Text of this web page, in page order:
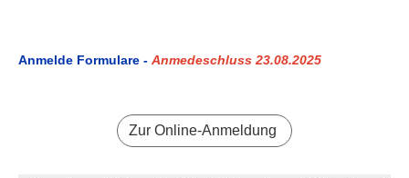
Anmelde Formulare - Anmedeschluss 23.08.2025
Zur Online-Anmeldung